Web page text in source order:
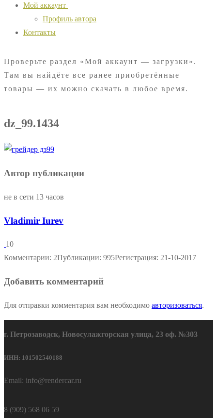
Мой аккаунт
Профиль автора
Контакты
Проверьте раздел «Мой аккаунт — загрузки».
Там вы найдёте все ранее приобретённые
товары — их можно скачать в любое время.
dz_99.1434
Автор публикации
не в сети 13 часов
Vladimir Iurev
10
Комментарии: 2Публикации: 995Регистрация: 21-10-2017
Добавить комментарий
Для отправки комментария вам необходимо авторизоваться.
г. Петрозаводск, Новосулажгорская улица, 23 оф. №303
ИНН: 101502540188
Email: info@rendercar.ru
8 (909) 568 06 59